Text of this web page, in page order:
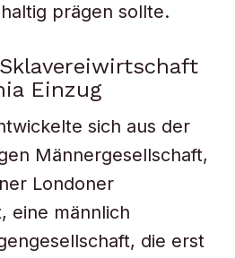
prägen sollte.
Einzug
sich aus der
Männergesellschaft,
Londoner
eine männlich
die erst